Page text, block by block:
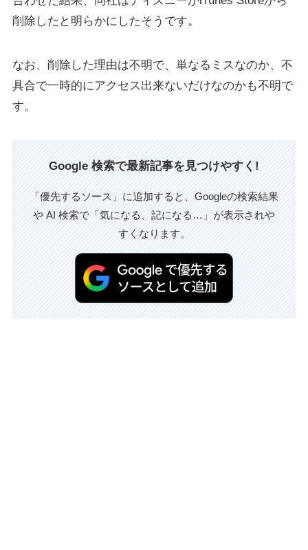
削除したと明らかにしたそうです。
なお、削除した理由は不明で、単なるミスなのか、不
具合で一時的にアクセス出来ないだけなのかも不明で
す。
Google 検索で最新記事を見つけやすく!
「優先するソース」に追加すると、Googleの検索結果
や AI 検索で「気になる、記になる…」が表示されや
すくなります。